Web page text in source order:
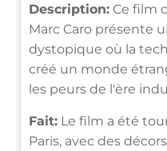
Description: Ce film
Marc Caro présente
dystopique où la
créé un monde
les peurs de l'ère
Fait: Le film a été
Paris, avec des